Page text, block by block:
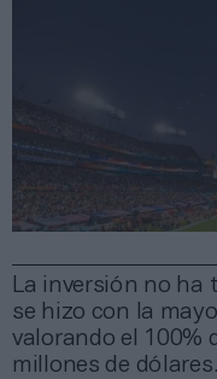
La inversión no ha
se hizo con la
valorando el 100%
millones de